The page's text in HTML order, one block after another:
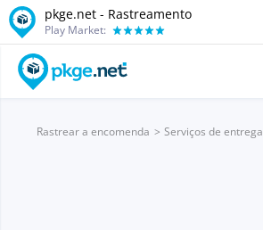
pkge.net - Rastreamento
Play Market:
Rastrear a encomenda Serviços de entrega